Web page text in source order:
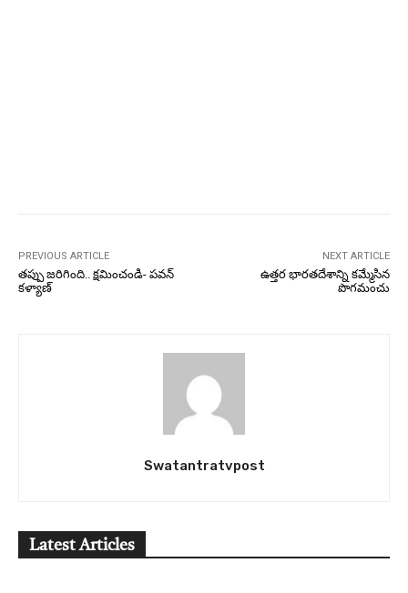
PREVIOUS ARTICLE
తప్పు జరిగింది.. క్షమించండి- పవన్‌
కళ్యాణ్‌
NEXT ARTICLE
ఉత్తర భారతదేశాన్ని కమ్మేసిన
పొగమంచు
Swatantratvpost
Latest Articles